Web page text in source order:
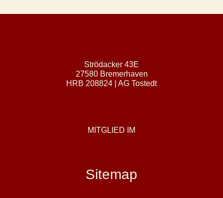
Strödacker 43E
27580 Bremerhaven
HRB 208824 | AG Tostedt
MITGLIED IM
Sitemap